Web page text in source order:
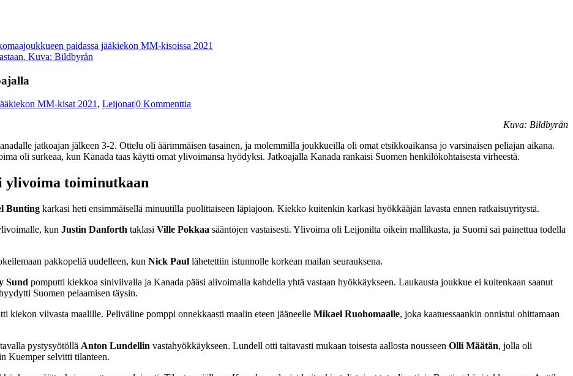
Kuva: Bildbyrån
MM-kisat 2021, Leijonat|0 Kommenttia
Kuva: Bildbyrån
jatkoajan jälkeen 3-2. Ottelu oli äärimmäisen tasainen, ja molemmilla joukkueilla oli omat etsikkoaikansa jo varsinaisen peliajan aikana.
oli surkeaa, kun Kanada taas käytti omat ylivoimansa hyödyksi. Jatkoajalla Kanada rankaisi Suomen henkilökohtaisesta virheestä.
ylivoima toiminutkaan
Bunting karkasi heti ensimmäisellä minuutilla puolittaiseen läpiajoon. Kiekko kuitenkin karkasi hyökkääjän lavasta ennen ratkaisuyritystä.
kun Justin Danforth taklasi Ville Pokkaa sääntöjen vastaisesti. Ylivoima oli Leijonilta oikein mallikasta, ja Suomi sai painettua todella
pakkopeliä uudelleen, kun Nick Paul lähetettiin istunnolle korkean mailan seurauksena.
Sund pomputti kiekkoa siniviivalla ja Kanada pääsi alivoimalla kahdella yhtä vastaan hyökkäykseen. Laukausta joukkue ei kuitenkaan saanut
Suomen pelaamisen täysin.
kiekon viivasta maalille. Peliväline pomppi onnekkaasti maalin eteen jääneelle Mikael Ruohomaalle, joka kaatuessaankin onnistui ohittamaan
pystysyötöllä Anton Lundellin vastahyökkäykseen. Lundell otti taitavasti mukaan toisesta aallosta nousseen Olli Määtän, jolla oli
Kuemper selvitti tilanteen.